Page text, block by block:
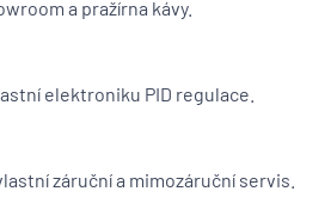
a pražírna kávy.
elektroniku PID regulace.
záruční a mimozáruční servis.